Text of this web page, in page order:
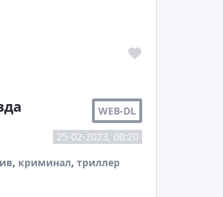
WEB-DL
25-02-2023, 00:20
, криминал, триллер